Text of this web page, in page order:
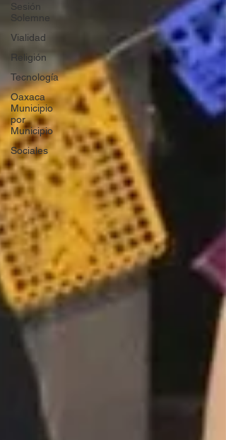
Sesión
Solemne
Vialidad
Religión
Tecnología
Oaxaca
Municipio
por
Municipio
Sociales